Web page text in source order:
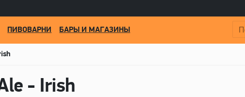
ПИВОВАРНИ БАРЫ И МАГАЗИНЫ
- Irish